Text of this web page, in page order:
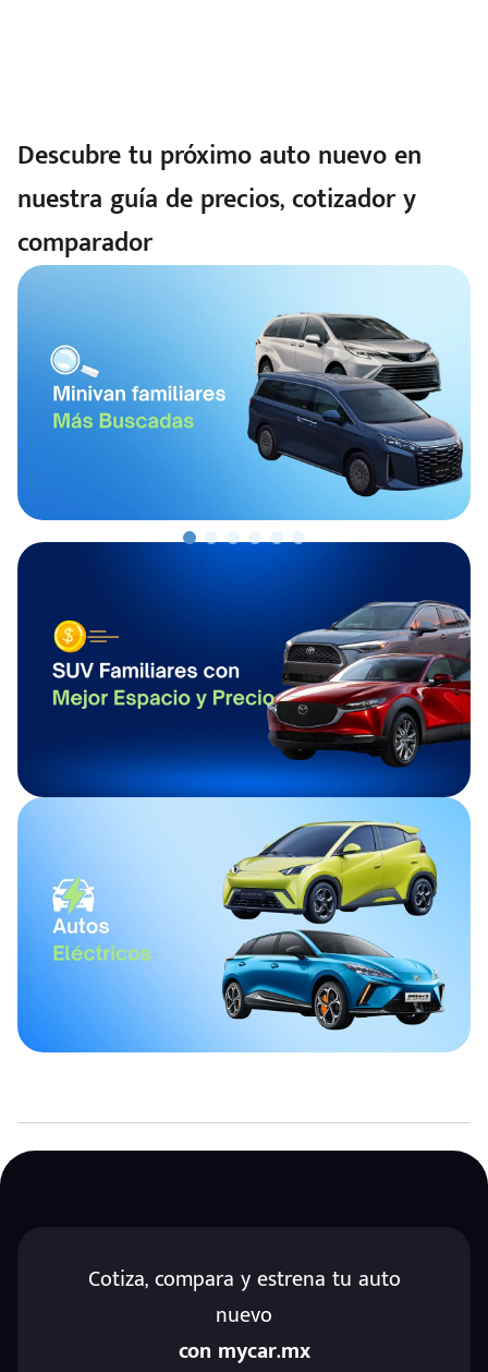
Descubre tu próximo auto nuevo en
nuestra guía de precios, cotizador y
comparador
Cotiza, compara y estrena tu auto
nuevo
con mycar.mx